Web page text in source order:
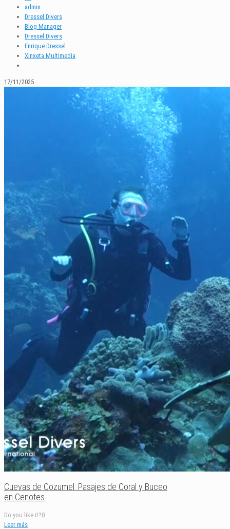
admin
Dressel Divers
Blog Manager
Dressel Divers
Enrique Dressel
Xinxeta Multimedia
17/11/2025
Cuevas de Cozumel: Pasajes de Coral y Buceo
en Cenotes
Do you like it?0
Leer más